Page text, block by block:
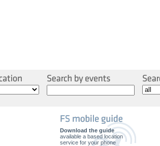
Download the guide
available a based location
service for your phone